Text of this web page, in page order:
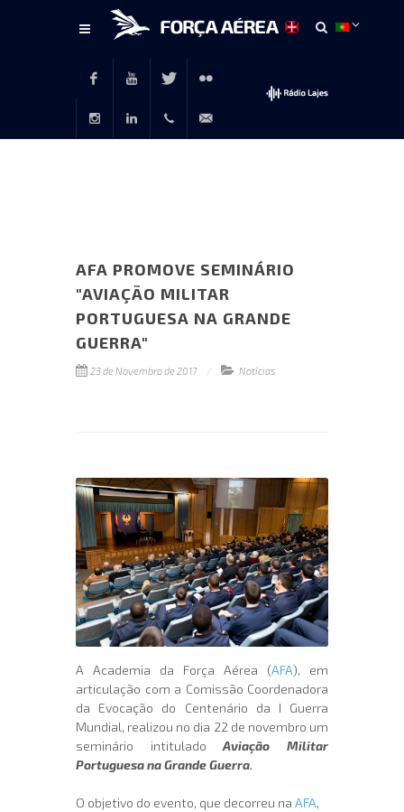
FacebookYoutubeTwitter Flickr
AFA PROMOVE SEMINÁRIO
"AVIAÇÃO MILITAR
PORTUGUESA NA GRANDE
GUERRA"
23 de Novembro de 2017 Notícias
A Academia da Força Aérea (AFA), em
articulação com a Comissão Coordenadora
da Evocação do Centenário da I Guerra
Mundial, realizou no dia 22 de novembro um
seminário intituladoAviação Militar
Portuguesa na Grande Guerra.
O objetivo do evento, que decorreu na AFA,